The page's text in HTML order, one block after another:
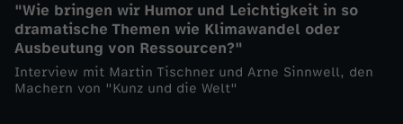
ä
u
"Wie bringen wir Humor und Leichtigkeit in so
dramatische Themen wie Klimawandel oder
Ausbeutung von Ressourcen?"
Interview mit Martin Tischner und Arne Sinnwell, den
Machern von "Kunz und die Welt"